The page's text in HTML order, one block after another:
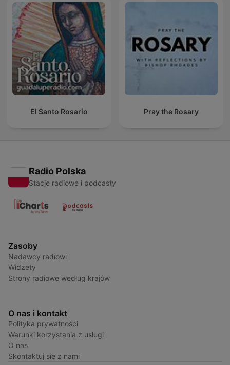
El Santo Rosario Pray the Rosary
Radio Polska
Stacje radiowe i podcasty
Zasoby
Nadawcy radiowi
Widżety
Strony radiowe według krajów
O nas i kontakt
Polityka prywatności
Warunki korzystania z usługi
O nas
Skontaktuj się z nami